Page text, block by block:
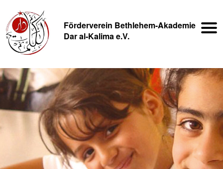
Förderverein Bethlehem-Akademie
­Dar al-Kalima e.V.